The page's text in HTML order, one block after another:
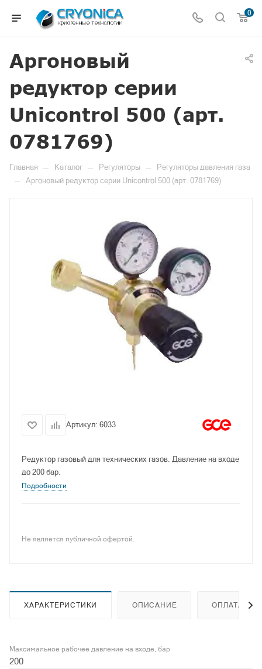
0
Аргоновый
редуктор серии
Unicontrol 500 (арт.
0781769)
Главная — Каталог — Регуляторы — Регуляторы давления газа
— Аргоновый редуктор серии Unicontrol 500 (арт. 0781769)
Артикул: 6033
Редуктор газовый для технических газов. Давление на входе
до 200 бар.
Подробности
Не является публичной офертой.
ХАРАКТЕРИСТИКИ ОПИСАНИЕ ОПЛАТА
Максимальное рабочее давление на входе, бар
200